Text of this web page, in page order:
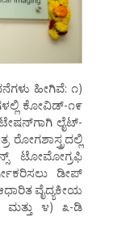
ಹೀಗಿವೆ: ೧)
ಕೋವಿಡ್‌-೧೯
ಲೈಟ್‌-
ಟೋಮೋಗ್ರಫಿ
ಡೀಪ್‌
ವೈದ್ಯಕೀಯ
ಮತ್ತು ೪) ೩-ಡಿ